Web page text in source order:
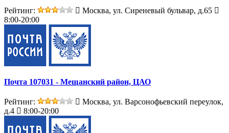
Рейтинг:
Москва, ул. Сиреневый бульвар, д.65
8:00-20:00
Почта 107031 - Мещанский район, ЦАО
Рейтинг:
Москва, ул. Варсонофьевский переулок,
д.4
8:00-20:00